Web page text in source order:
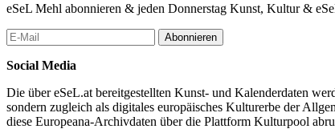
eSeL Mehl abonnieren & jeden Donnerstag Kunst, Kultur &
Abonnieren
Social Media
Die über eSeL.at bereitgestellten Kunst- und Kalenderdaten
sondern zugleich als digitales europäisches Kulturerbe der
diese Europeana-Archivdaten über die Plattform Kulturpool